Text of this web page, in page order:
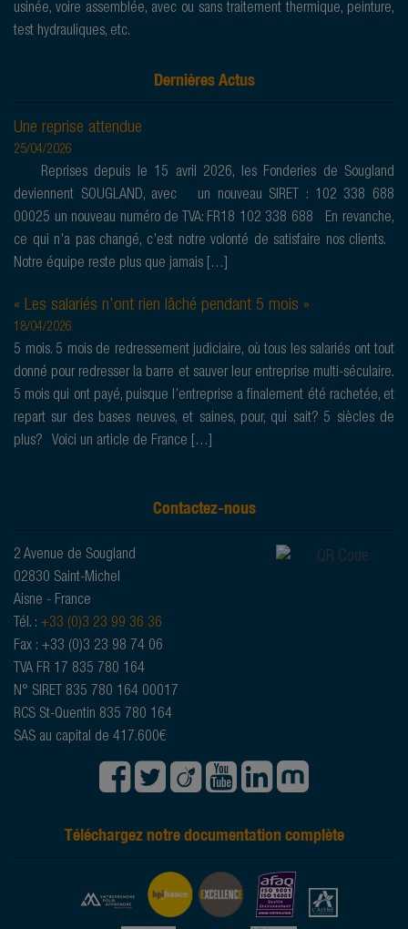
usinée, voire assemblée, avec ou sans traitement thermique, peinture,
test hydrauliques, etc.
Dernières Actus
Une reprise attendue
25/04/2026
Reprises depuis le 15 avril 2026, les Fonderies de Sougland
deviennent SOUGLAND, avec un nouveau SIRET : 102 338 688
00025 un nouveau numéro de TVA: FR18 102 338 688 En revanche,
ce qui n’a pas changé, c’est notre volonté de satisfaire nos clients.
Notre équipe reste plus que jamais […]
« Les salariés n’ont rien lâché pendant 5 mois »
18/04/2026
5 mois. 5 mois de redressement judiciaire, où tous les salariés ont tout
donné pour redresser la barre et sauver leur entreprise multi-séculaire.
5 mois qui ont payé, puisque l’entreprise a finalement été rachetée, et
repart sur des bases neuves, et saines, pour, qui sait? 5 siècles de
plus? Voici un article de France […]
Contactez-nous
2 Avenue de Sougland
02830 Saint-Michel
Aisne - France
Tél. : +33 (0)3 23 99 36 36
Fax : +33 (0)3 23 98 74 06
TVA FR 17 835 780 164
N° SIRET 835 780 164 00017
RCS St-Quentin 835 780 164
SAS au capital de 417.600€
Téléchargez notre documentation complète